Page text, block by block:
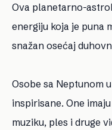
Ova planetarno-
energiju koja je puna
snažan osećaj
Osobe sa Neptunom
inspirisane. One
muziku, ples i druge